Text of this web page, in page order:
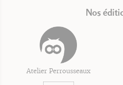
Nos
Atelier Perrousseaux